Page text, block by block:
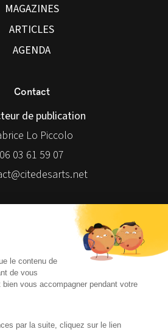
MAGAZINES
ARTICLES
AGENDA
Contact
de publication
Lo Piccolo
06 03 61 59 07